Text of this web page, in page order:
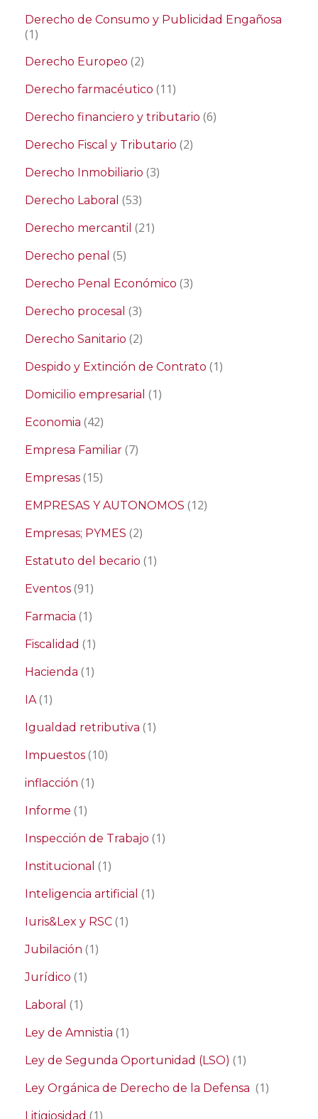
Derecho de Consumo y Publicidad Engañosa
(1)
Derecho Europeo (2)
Derecho farmacéutico (11)
Derecho financiero y tributario (6)
Derecho Fiscal y Tributario (2)
Derecho Inmobiliario (3)
Derecho Laboral (53)
Derecho mercantil (21)
Derecho penal (5)
Derecho Penal Económico (3)
Derecho procesal (3)
Derecho Sanitario (2)
Despido y Extinción de Contrato (1)
Domicilio empresarial (1)
Economia (42)
Empresa Familiar (7)
Empresas (15)
EMPRESAS Y AUTONOMOS (12)
Empresas; PYMES (2)
Estatuto del becario (1)
Eventos (91)
Farmacia (1)
Fiscalidad (1)
Hacienda (1)
IA(1)
Igualdad retributiva (1)
Impuestos (10)
inflacción (1)
Informe (1)
Inspección de Trabajo (1)
Institucional (1)
Inteligencia artificial (1)
Iuris&Lex y RSC (1)
Jubilación (1)
Jurídico (1)
Laboral (1)
Ley de Amnistia (1)
Ley de Segunda Oportunidad (LSO) (1)
Ley Orgánica de Derecho de la Defensa (1)
Litigiosidad (1)